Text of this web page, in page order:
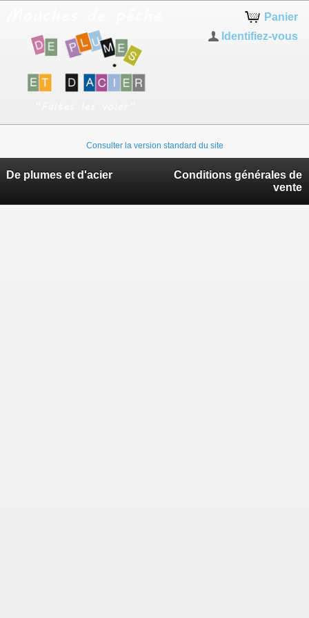
Panier
Identifiez-vous
Consulter la version standard du site
De plumes et d'acier
Conditions générales de
vente